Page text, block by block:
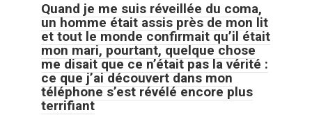
Quand je me suis réveillée du coma,
un homme était assis près de mon lit
et tout le monde confirmait qu’il était
mon mari, pourtant, quelque chose
me disait que ce n’était pas la vérité :
ce que j’ai découvert dans mon
téléphone s’est révélé encore plus
terrifiant